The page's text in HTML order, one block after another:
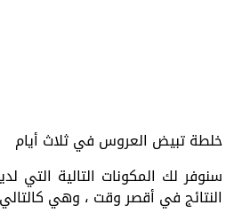
خلطة تبيض العروس في ثلاث أيام
سنوفر لك المكونات التالية
النتائج في أقصر وقت ، وهي